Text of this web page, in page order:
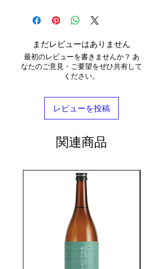
まだレビューはありません
最初のレビューを書きませんか？ あ
なたのご意見・ご要望をぜひ共有して
ください。
レビューを投稿
関連商品